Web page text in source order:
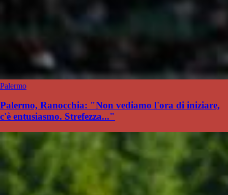
Palermo
Palermo, Ranocchia: "Non vediamo l'ora di iniziare,
c'è entusiasmo. Strefezza..."